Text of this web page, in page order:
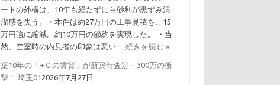
ートの外構は、10年も経たずに白砂利が黒ずみ清
潔感を失う。・本件は約27万円の工事見積を、15
万円強に縮減。約10万円の節約を実現した。 ・当
然、空室時の内見者の印象は悪い…続きを読む »
築10年の「+Ｃの賃貸」が新築時査定＋300万の衝
撃！ 埼玉01 2026年7月27日